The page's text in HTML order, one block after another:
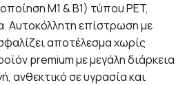
Μ1 & Β1) τύπου PET,
Αυτοκόλλητη επίστρωση με
αποτέλεσμα χωρίς
premium με μεγάλη διάρκεια
ανθεκτικό σε υγρασία και